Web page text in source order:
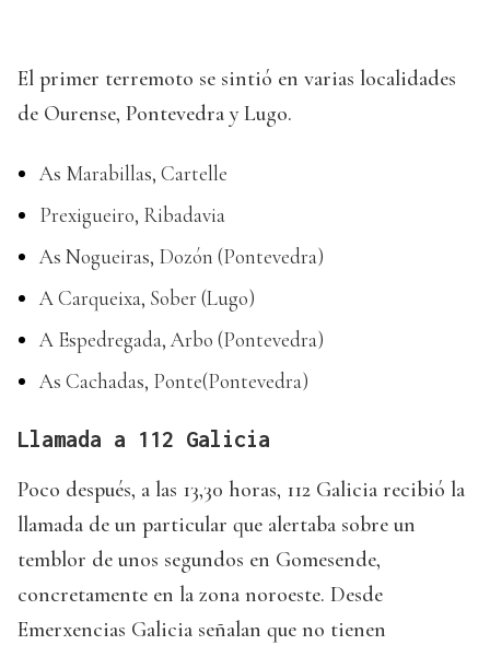
El primer terremoto se sintió en varias localidades
de Ourense, Pontevedra y Lugo.
As Marabillas, Cartelle
Prexigueiro, Ribadavia
As Nogueiras, Dozón (Pontevedra)
A Carqueixa, Sober (Lugo)
A Espedregada, Arbo (Pontevedra)
As Cachadas, Ponte(Pontevedra)
Llamada a 112 Galicia
Poco después, a las 13,30 horas, 112 Galicia recibió la
llamada de un particular que alertaba sobre un
temblor de unos segundos en Gomesende,
concretamente en la zona noroeste. Desde
Emerxencias Galicia señalan que no tienen